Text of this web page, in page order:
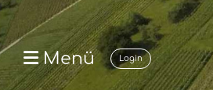
Login
Menü